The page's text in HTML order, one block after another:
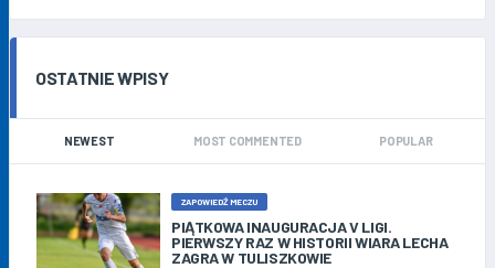
OSTATNIE WPISY
NEWEST MOST COMMENTED POPULAR
ZAPOWIEDŹ MECZU
PIĄTKOWA INAUGURACJA V LIGI.
PIERWSZY RAZ W HISTORII WIARA LECHA
ZAGRA W TULISZKOWIE